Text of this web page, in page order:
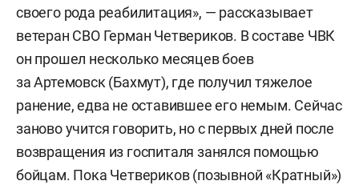
своего рода реабилитация», — рассказывает
ветеран СВО Герман Четвериков. В составе ЧВК
он прошел несколько месяцев боев
за Артемовск (Бахмут), где получил тяжелое
ранение, едва не оставившее его немым. Сейчас
заново учится говорить, но с первых дней после
возвращения из госпиталя занялся помощью
бойцам. Пока Четвериков (позывной «Кратный»)